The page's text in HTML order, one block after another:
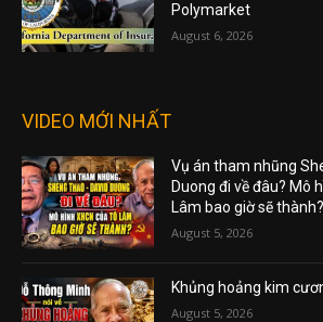
Polymarket
August 6, 2026
VIDEO MỚI NHẤT
Vụ án tham nhũng
Duong đi về đâu? Mô
Lâm bao giờ sẽ thành?
August 5, 2026
Khủng hoảng kim
August 5, 2026